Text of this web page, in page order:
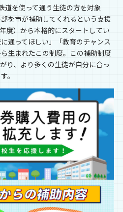
道を使って通う生徒の方を対象
を市が補助してくれるという支援
度）から本格的にスタートしてい
通ってほしい」「教育のチャンス
生まれたこの制度。この補助制度
り、より多くの生徒が自分に合っ
。